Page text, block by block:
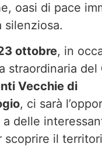
oasi di pace
silenziosa.
ottobre, in
straordinaria del
Vecchie di
, ci sarà
delle
scoprire il